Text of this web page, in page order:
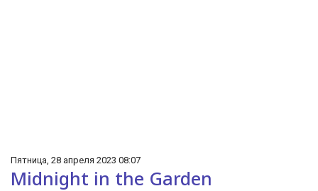
Пятница, 28 апреля 2023 08:07
Midnight in the Garden